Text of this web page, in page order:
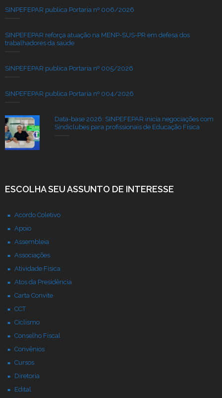
SINPEFEPAR publica Portaria nº 006/2026
SINPEFEPAR reforça atuação na MENP-SUS-PR em defesa dos
trabalhadores da saúde
SINPEFEPAR publica Portaria nº 005/2026
SINPEFEPAR publica Portaria nº 004/2026
Data-base 2026: SINPEFEPAR inicia negociações com
Sindiclubes para profissionais de Educação Física
ESCOLHA SEU ASSUNTO DE INTERESSE
Acordo Coletivo
Apoio
Assembleia
Associações
Atividade Física
Atos da Presidência
Carta Convite
CCT
Ciclismo
Conselho Fiscal
Convênios
Cursos
Diretoria
Edital